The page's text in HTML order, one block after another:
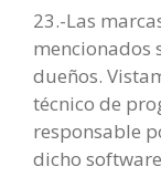
23.-Las
mencionados
dueños.
técnico de
responsable
dicho